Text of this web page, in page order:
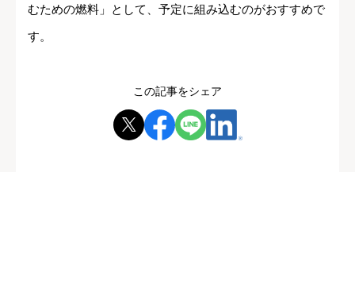
むための燃料」として、予定に組み込むのがおすすめで
す。
この記事をシェア